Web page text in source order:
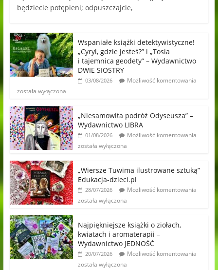
będziecie potępieni; odpuszczajcie,
Wspaniałe książki detektywistyczne!
„Cyryl, gdzie jesteś?” i „Tosia
i tajemnica geodety” – Wydawnictwo
DWIE SIOSTRY
03/08/2026
Możliwość komentowania
została wyłączona
„Niesamowita podróż Odyseusza” –
Wydawnictwo LIBRA
01/08/2026
Możliwość komentowania
została wyłączona
„Wiersze Tuwima ilustrowane sztuką”
Edukacja-dzieci.pl
28/07/2026
Możliwość komentowania
została wyłączona
Najpiękniejsze książki o ziołach,
kwiatach i aromaterapii –
Wydawnictwo JEDNOŚĆ
20/07/2026
Możliwość komentowania
została wyłączona